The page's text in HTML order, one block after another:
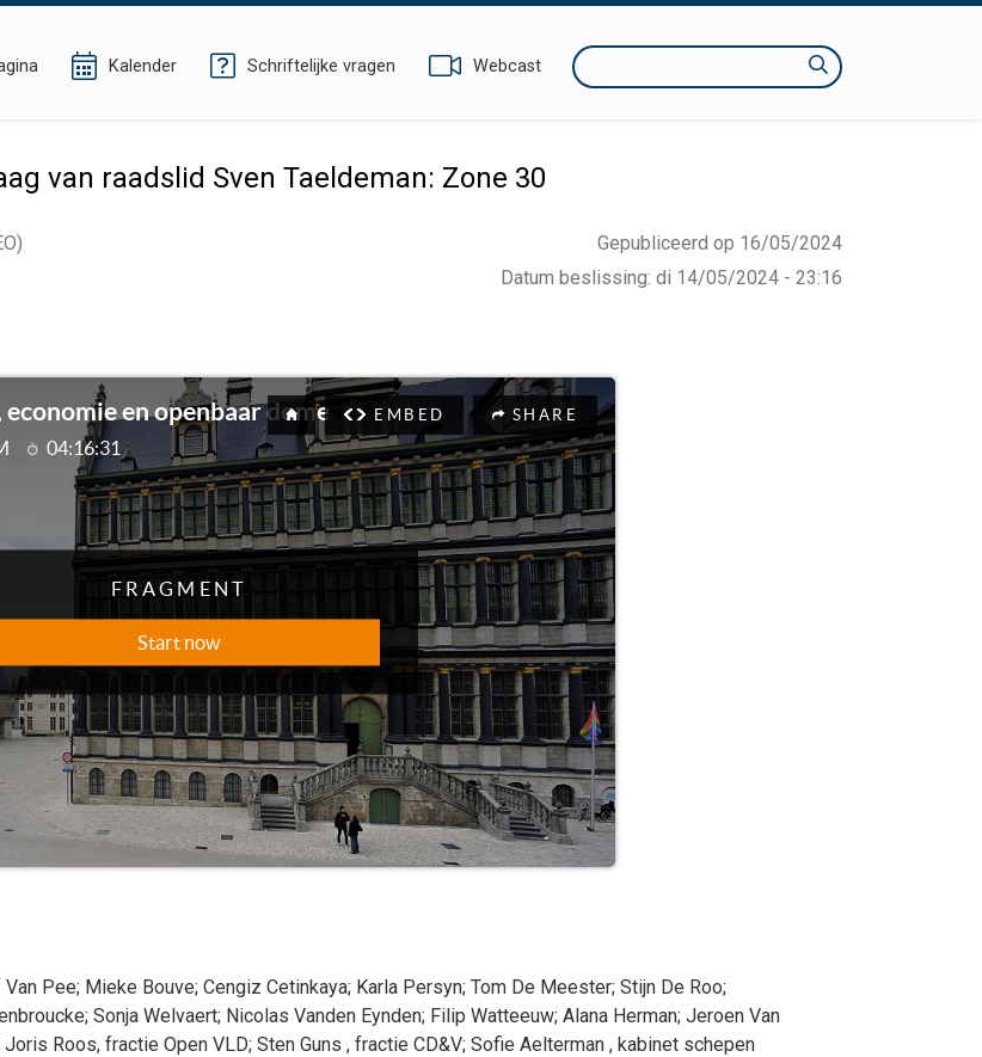
Kalender Schriftelijke vragen Webcast Zoeken
van raadslid Sven Taeldeman: Zone 30
Gepubliceerd op 16/05/2024
Datum beslissing: di 14/05/2024 - 23:16
Van Pee; Mieke Bouve; Cengiz Cetinkaya; Karla Persyn; Tom De Meester; Stijn De Roo;
; Sonja Welvaert; Nicolas Vanden Eynden; Filip Watteeuw; Alana Herman; Jeroen Van
Joris Roos, fractie Open VLD; Sten Guns , fractie CD&V; Sofie Aelterman , kabinet schepen